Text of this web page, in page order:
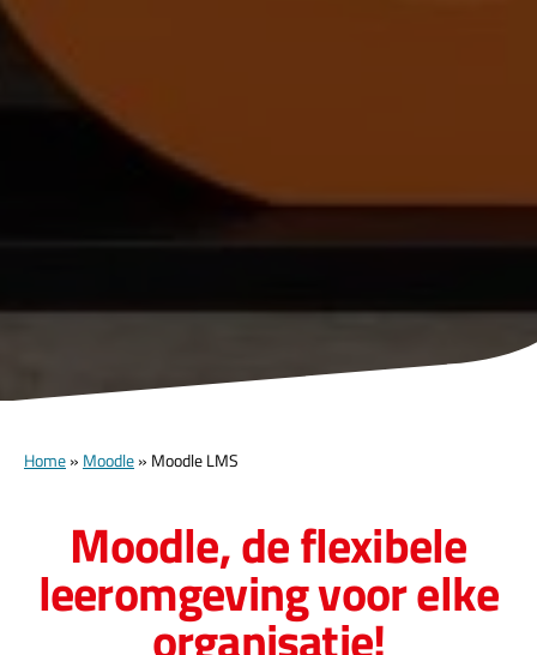
Home» Moodle» Moodle LMS
Moodle, de flexibele
leeromgeving voor elke